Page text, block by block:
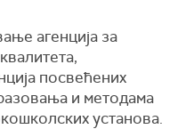
агенција за
посвећених
и методама
установа.